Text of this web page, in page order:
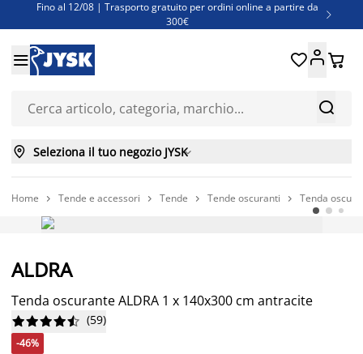
Fino al 12/08 | Trasporto gratuito per ordini online a partire da
300€

Super offerte d'estate | Oltre 1.500 articoli fino al 70%
Finanziamenti - Scegli il piano di rimborso più adatto a te


 
 Seleziona il tuo negozio JYSK
Home  Tende e accessori  Tende  Tende oscuranti  Tenda
ALDRA
Tenda oscurante ALDRA 1 x 140x300 cm antracite





 (59)
-46%